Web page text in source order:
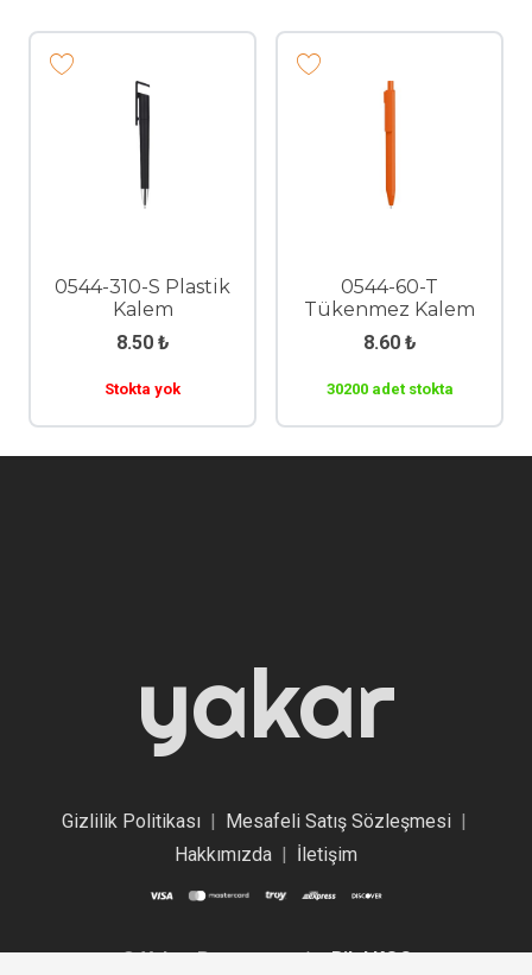
0544-310-S Plastik
Kalem
8.50 ₺
Stokta yok
0544-60-T
Tükenmez Kalem
8.60 ₺
30200 adet stokta
yakar
Gizlilik Politikası| Mesafeli Satış Sözleşmesi|
Hakkımızda
İletişim
©Yakar PromosyonbyBilal KOÇ